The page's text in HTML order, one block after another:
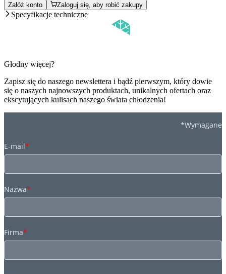
Załóż konto Zaloguj się, aby robić zakupy
Specyfikacje techniczne
Głodny więcej?
Zapisz się do naszego newslettera i bądź pierwszym, który dowie
się o naszych najnowszych produktach, unikalnych ofertach oraz
ekscytujących kulisach naszego świata chłodzenia!
*Wymagane
E-mail*
Nazwa*
Firma*